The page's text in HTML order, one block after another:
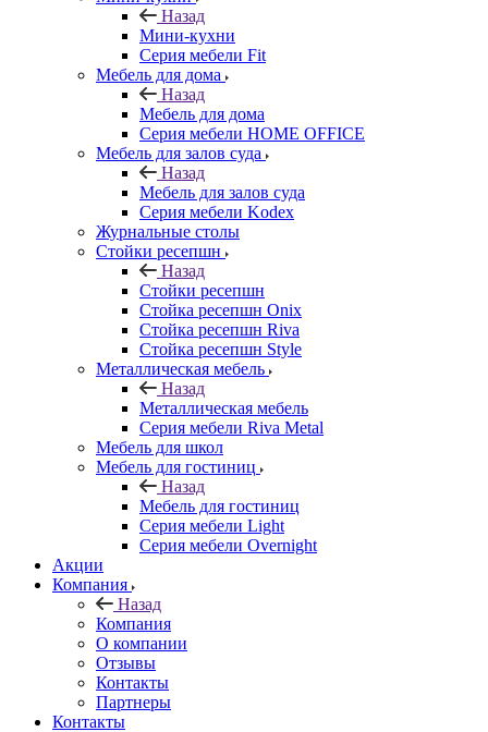
Назад
Мини-кухни
Серия мебели Fit
Мебель для дома
Назад
Мебель для дома
Серия мебели HOME OFFICE
Мебель для залов суда
Назад
Мебель для залов суда
Серия мебели Kodex
Журнальные столы
Стойки ресепшн
Назад
Стойки ресепшн
Стойка ресепшн Onix
Стойка ресепшн Riva
Стойка ресепшн Style
Металлическая мебель
Назад
Металлическая мебель
Серия мебели Riva Metal
Мебель для школ
Мебель для гостиниц
Назад
Мебель для гостиниц
Серия мебели Light
Серия мебели Overnight
Акции
Компания
Назад
Компания
О компании
Отзывы
Контакты
Партнеры
Контакты